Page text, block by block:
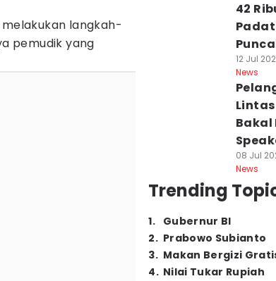
langkah-
pemudik yang
42
12 Jul
News
Bakal
08 Jul
News
Trending
1. Gubernur BI
2. Prabowo Subianto
3. Makan Bergizi
4. Nilai Tukar Rupiah